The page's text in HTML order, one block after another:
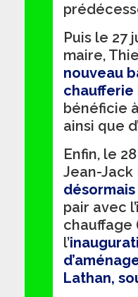
Puis le 27
maire,
nouveau
chaufferie
bénéficie
ainsi que
Enfin, le
Jean-Jack
pair avec
chauffage
l’
Lathan,